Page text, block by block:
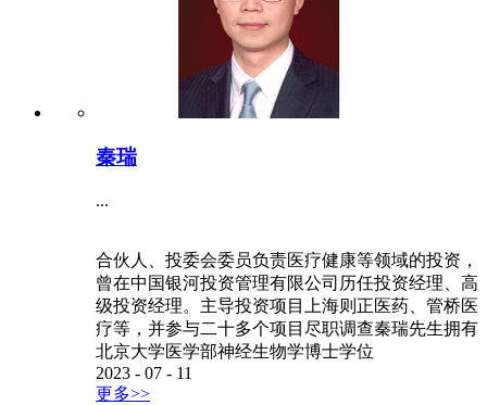
秦瑞
...
合伙人、投委会委员负责医疗健康等领域的投资，
曾在中国银河投资管理有限公司历任投资经理、高
级投资经理。主导投资项目上海则正医药、管桥医
疗等，并参与二十多个项目尽职调查秦瑞先生拥有
北京大学医学部神经生物学博士学位
2023 - 07 - 11
更多>>